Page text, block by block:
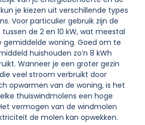
je kiezen uit verschillende types
Voor particulier gebruik zijn de
de 2 en 10 kW, wat meestal
gemiddelde woning. Goed om te
huishouden zo’n 8 kWh
Wanneer je een groter gezin
veel stroom verbruikt door
opwarmen van de woning, is het
thuiswindmolens een hoge
vermogen van de windmolen
de molen kan opwekken.